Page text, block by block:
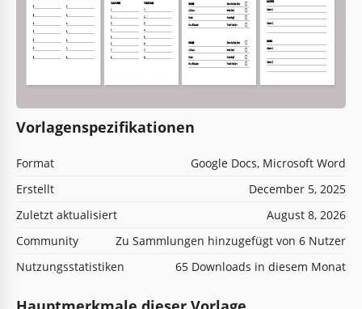
Vorlagenspezifikationen
Format
Google Docs, Microsoft Word
Erstellt
December 5, 2025
Zuletzt aktualisiert
August 8, 2026
Community
Zu Sammlungen hinzugefügt von 6 Nutzer
Nutzungsstatistiken
65 Downloads in diesem Monat